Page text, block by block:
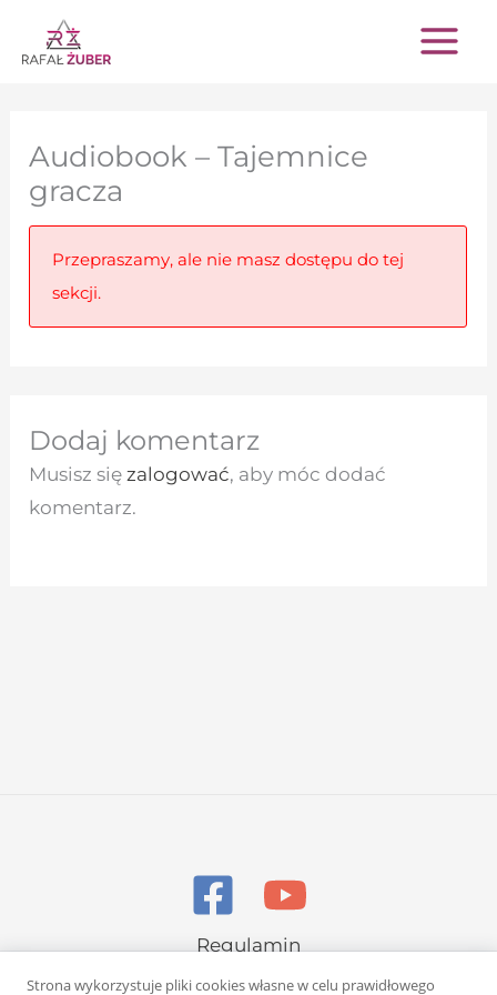
Przejdź
do
Audiobook – Tajemnice
gracza
Przepraszamy, ale nie masz dostępu do tej
sekcji.
Dodaj komentarz
Musisz sięzalogować, aby móc dodać
komentarz.
Regulamin
Polityka prywatności
Strona wykorzystuje pliki cookies własne w celu prawidłowego